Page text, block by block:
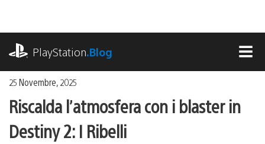
contenuto
PlayStation.Blog
25 Novembre, 2025
Riscalda l’atmosfera con i blaster in
Destiny 2: I Ribelli